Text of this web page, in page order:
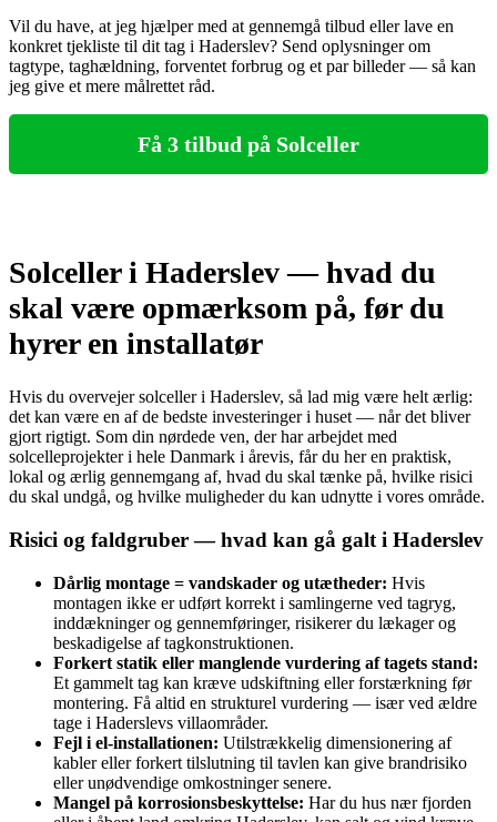
Vil du have, at jeg hjælper med at gennemgå tilbud eller lave en
konkret tjekliste til dit tag i Haderslev? Send oplysninger om
tagtype, taghældning, forventet forbrug og et par billeder — så kan
jeg give et mere målrettet råd.
Få 3 tilbud på Solceller
Solceller i Haderslev — hvad du
skal være opmærksom på, før du
hyrer en installatør
Hvis du overvejer solceller i Haderslev, så lad mig være helt ærlig:
det kan være en af de bedste investeringer i huset — når det bliver
gjort rigtigt. Som din nørdede ven, der har arbejdet med
solcelleprojekter i hele Danmark i årevis, får du her en praktisk,
lokal og ærlig gennemgang af, hvad du skal tænke på, hvilke risici
du skal undgå, og hvilke muligheder du kan udnytte i vores område.
Risici og faldgruber — hvad kan gå galt i Haderslev
Dårlig montage = vandskader og utætheder: Hvis
montagen ikke er udført korrekt i samlingerne ved tagryg,
inddækninger og gennemføringer, risikerer du lækager og
beskadigelse af tagkonstruktionen.
Forkert statik eller manglende vurdering af tagets stand:
Et gammelt tag kan kræve udskiftning eller forstærkning før
montering. Få altid en strukturel vurdering — især ved ældre
tage i Haderslevs villaområder.
Fejl i el-installationen: Utilstrækkelig dimensionering af
kabler eller forkert tilslutning til tavlen kan give brandrisiko
eller unødvendige omkostninger senere.
Mangel på korrosionsbeskyttelse: Har du hus nær fjorden